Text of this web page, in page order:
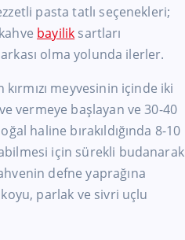
pasta tatlı seçenekleri;
bayilik sartları
olma yolunda ilerler.
meyvesinin içinde iki
vermeye başlayan ve 30-40
haline bırakıldığında 8-10
için sürekli budanarak
defne yaprağına
parlak ve sivri uçlu